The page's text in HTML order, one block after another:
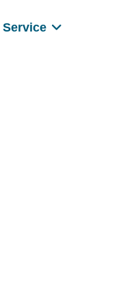
Service